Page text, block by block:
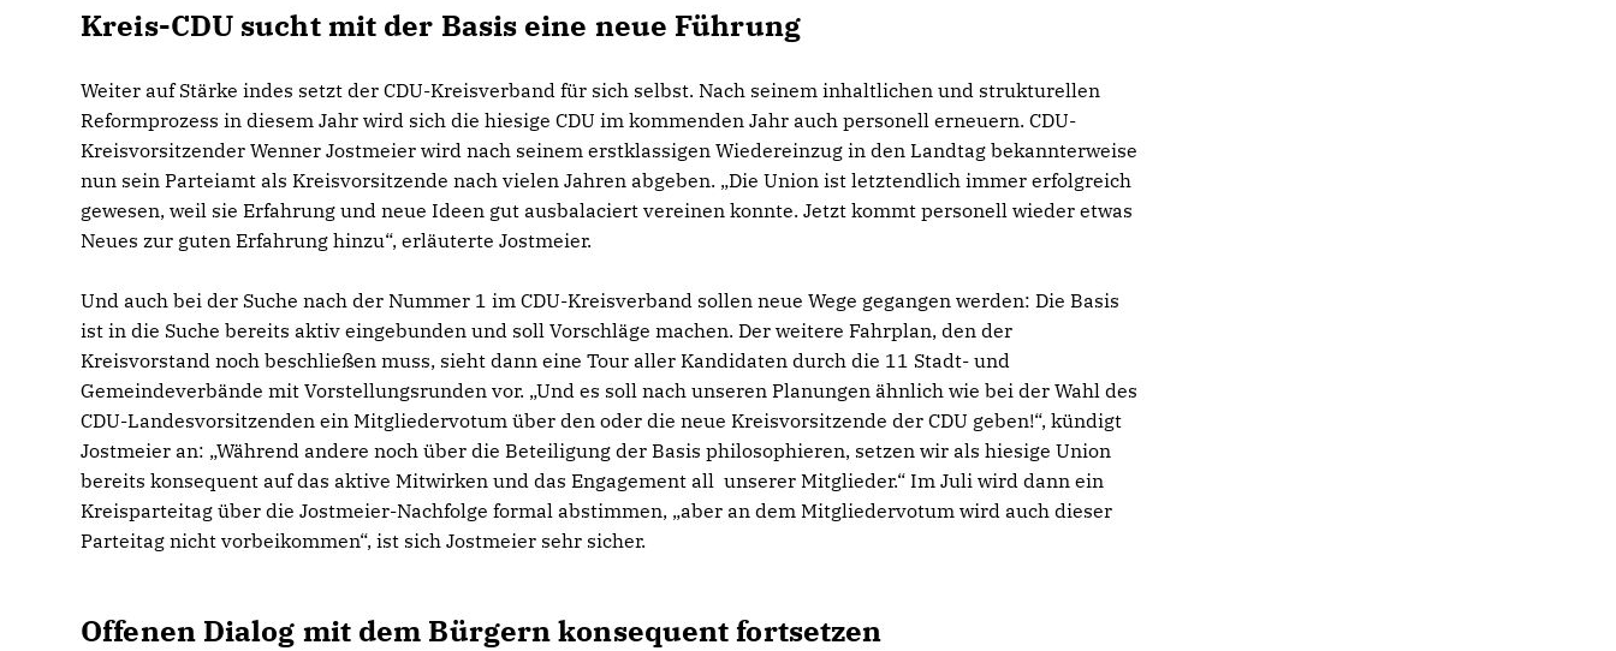
Kreis-CDU sucht mit der Basis eine neue Führung
Weiter auf Stärke indes setzt der CDU-Kreisverband für sich selbst. Nach seinem inhaltlichen und strukturellen
Reformprozess in diesem Jahr wird sich die hiesige CDU im kommenden Jahr auch personell erneuern. CDU-
Kreisvorsitzender Wenner Jostmeier wird nach seinem erstklassigen Wiedereinzug in den Landtag bekannterweise
nun sein Parteiamt als Kreisvorsitzende nach vielen Jahren abgeben. „Die Union ist letztendlich immer erfolgreich
gewesen, weil sie Erfahrung und neue Ideen gut ausbalaciert vereinen konnte. Jetzt kommt personell wieder etwas
Neues zur guten Erfahrung hinzu“, erläuterte Jostmeier.
Und auch bei der Suche nach der Nummer 1 im CDU-Kreisverband sollen neue Wege gegangen werden: Die Basis
ist in die Suche bereits aktiv eingebunden und soll Vorschläge machen. Der weitere Fahrplan, den der
Kreisvorstand noch beschließen muss, sieht dann eine Tour aller Kandidaten durch die 11 Stadt- und
Gemeindeverbände mit Vorstellungsrunden vor. „Und es soll nach unseren Planungen ähnlich wie bei der Wahl des
CDU-Landesvorsitzenden ein Mitgliedervotum über den oder die neue Kreisvorsitzende der CDU geben!“, kündigt
Jostmeier an: „Während andere noch über die Beteiligung der Basis philosophieren, setzen wir als hiesige Union
bereits konsequent auf das aktive Mitwirken und das Engagement all unserer Mitglieder.“ Im Juli wird dann ein
Kreisparteitag über die Jostmeier-Nachfolge formal abstimmen, „aber an dem Mitgliedervotum wird auch dieser
Parteitag nicht vorbeikommen“, ist sich Jostmeier sehr sicher.
Offenen Dialog mit dem Bürgern konsequent fortsetzen